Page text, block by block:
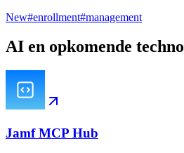
New#enrollment#management
AI en opkomende
Jamf MCP Hub